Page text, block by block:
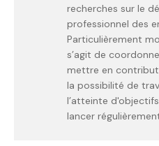
recherches sur le
professionnel des
Particulièrement
s’agit de
mettre en
la possibilité de
l’atteinte
lancer